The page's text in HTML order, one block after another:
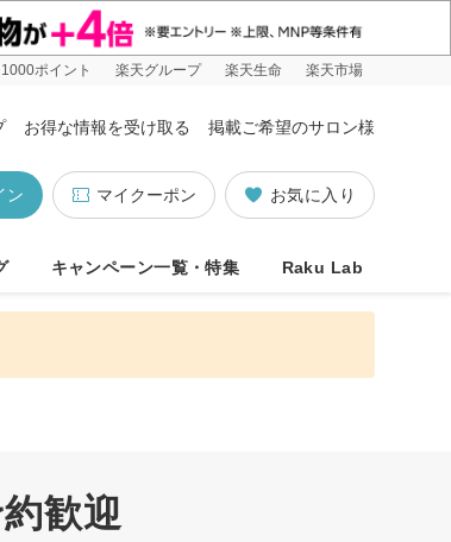
ポイント 楽天グループ 楽天生命 楽天市場
お得な情報を受け取る 掲載ご希望のサロン様
お気に入り
マイクーポン
ン
キャンペーン一覧・特集 Raku Lab
歓迎